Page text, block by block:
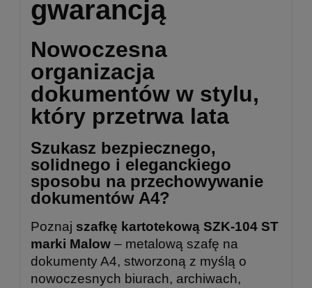
gwarancją
Nowoczesna
organizacja
dokumentów w stylu,
który przetrwa lata
Szukasz bezpiecznego,
solidnego i eleganckiego
sposobu na przechowywanie
dokumentów A4?
Poznaj szafkę kartotekową SZK-104 ST
marki Malow – metalową szafę na
dokumenty A4, stworzoną z myślą o
nowoczesnych biurach, archiwach,